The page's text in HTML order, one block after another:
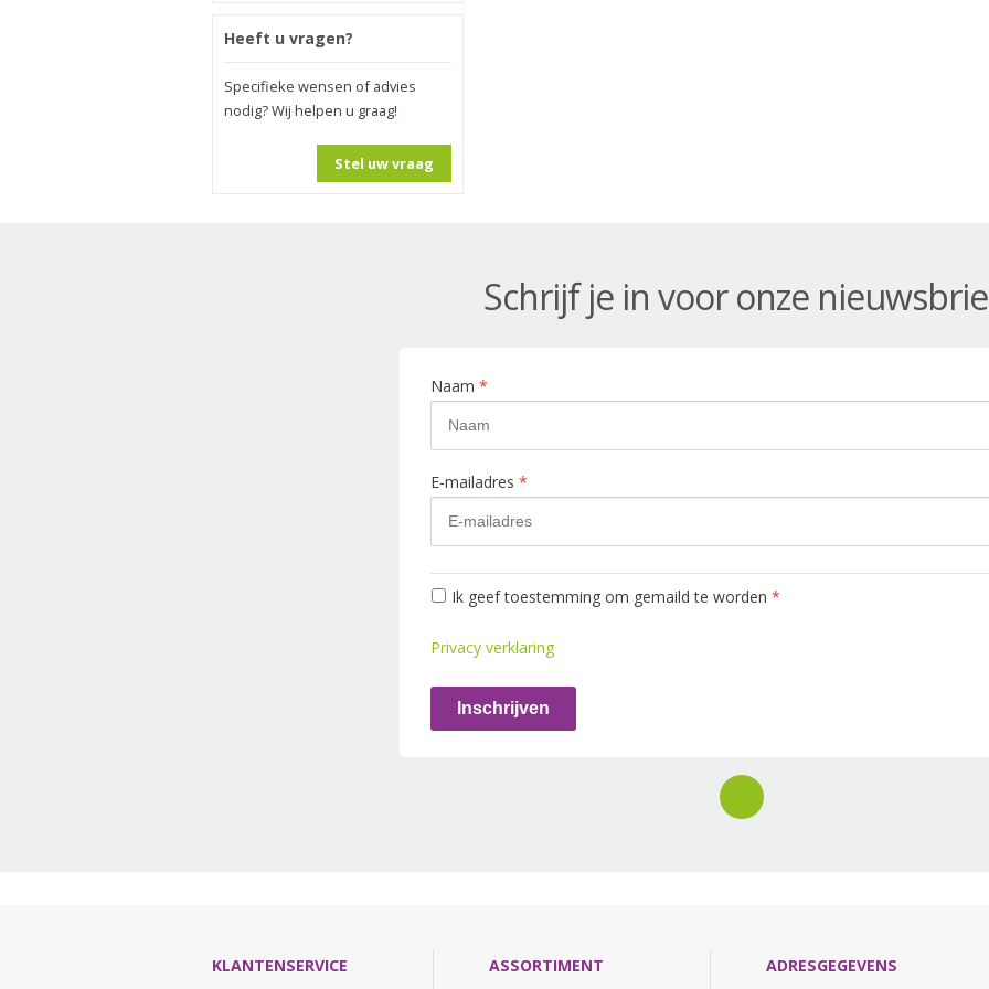
Heeft u vragen?
Specifieke wensen of advies
nodig? Wij helpen u graag!
Stel uw vraag
Schrijf je in voor onze
Naam *
E-mailadres *
Ik geef toestemming om gemaild te worden *
Privacy verklaring
Inschrijven
KLANTENSERVICE ASSORTIMENT ADRESGEGEVENS